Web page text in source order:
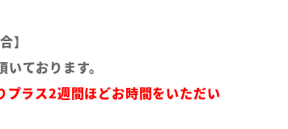
】
ております。
ラス2週間ほどお時間をいただい